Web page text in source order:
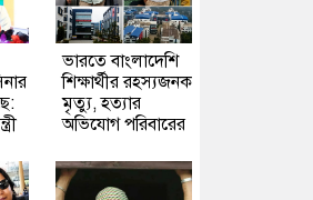
ভারতে বাংলাদেশি
শিক্ষার্থীর রহস্যজনক
মৃত্যু, হত্যার
অভিযোগ পরিবারের